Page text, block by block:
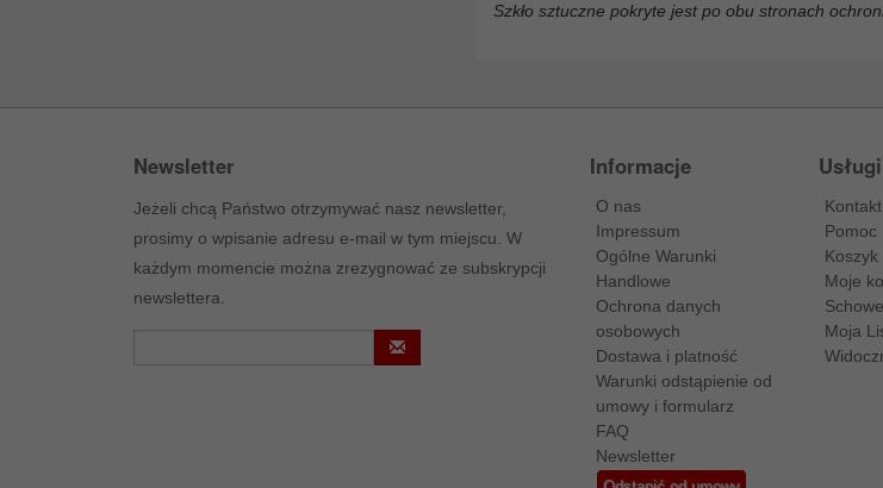
Szkło sztuczne pokryte jest po obu stronach
Newsletter
Jeżeli chcą Państwo otrzymywać nasz newsletter,
prosimy o wpisanie adresu e-mail w tym miejscu. W
każdym momencie można zrezygnować ze subskrypcji
newslettera.
Informacje
O nas
Impressum
Ogólne Warunki
Handlowe
Ochrona danych
osobowych
Dostawa i platność
Warunki odstąpienie od
umowy i formularz
FAQ
Newsletter
Usługi
Kontakt
Pomoc
Koszyk
Moje
Moja